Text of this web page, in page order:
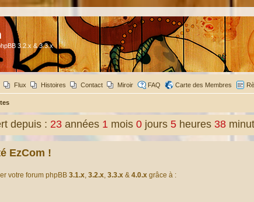
3.2.x & 3.3.x
Flux Histoires Contact Miroir FAQ Carte des Membres
depuis : 23 années 1 mois 0 jours 5 heures 38
EzCom !
votre forum phpBB 3.1.x, 3.2.x, 3.3.x & 4.0.x grâce à :